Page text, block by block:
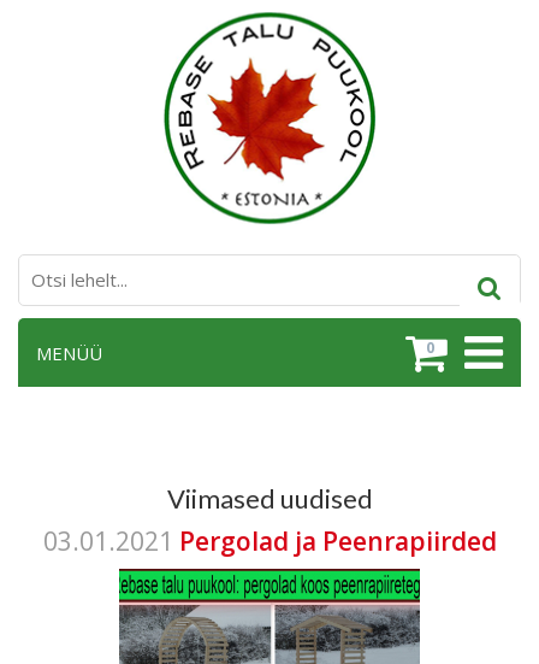
0
MENÜÜ
Viimased uudised
03.01.2021 Pergolad ja Peenrapiirded